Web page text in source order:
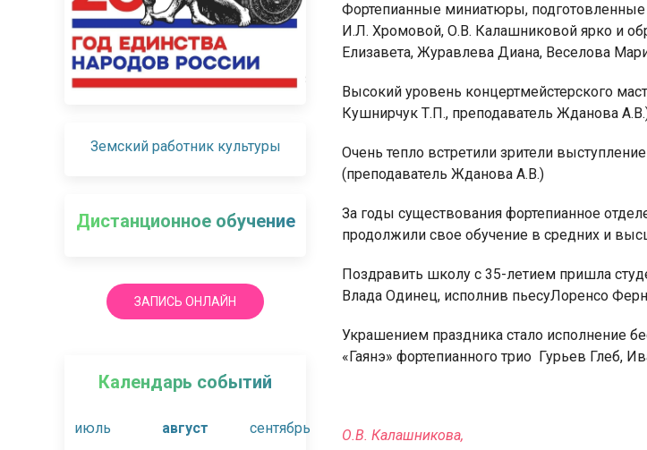
Земский работник культуры
Дистанционное обучение
ЗАПИСЬ ОНЛАЙН
Календарь событий
июль август сентябрь
Фортепианные миниатюры,
И.Л. Хромовой, О.В. Калашниковой ярко и
Елизавета, Журавлева Диана, Веселова
Высокий уровень концертмейстерского
Кушнирчук Т.П., преподаватель Жданова
Очень тепло встретили зрители
(преподаватель Жданова А.В.)
За годы существования фортепианное
продолжили свое обучение в средних и
Поздравить школу с 35-летием пришла
Влада Одинец, исполнив пьесуЛоренсо
Украшением праздника стало исполнение
«Гаянэ» фортепианного трио Гурьев Глеб,
О.В. Калашникова,